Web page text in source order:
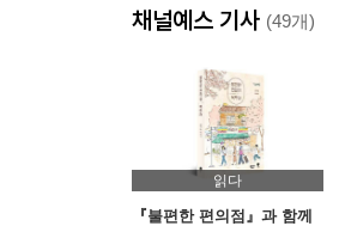
채널예스 기사 (49개)
읽다
『불편한 편의점』과 함께